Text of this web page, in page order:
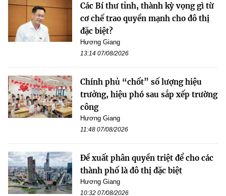
Các Bí thư tỉnh, thành kỳ vọng gì từ
cơ chế trao quyền mạnh cho đô thị
đặc biệt?
Hương Giang
13:14 07/08/2026
Chính phủ “chốt” số lượng hiệu
trưởng, hiệu phó sau sắp xếp trường
công
Hương Giang
11:48 07/08/2026
Đề xuất phân quyền triệt để cho các
thành phố là đô thị đặc biệt
Hương Giang
10:32 07/08/2026